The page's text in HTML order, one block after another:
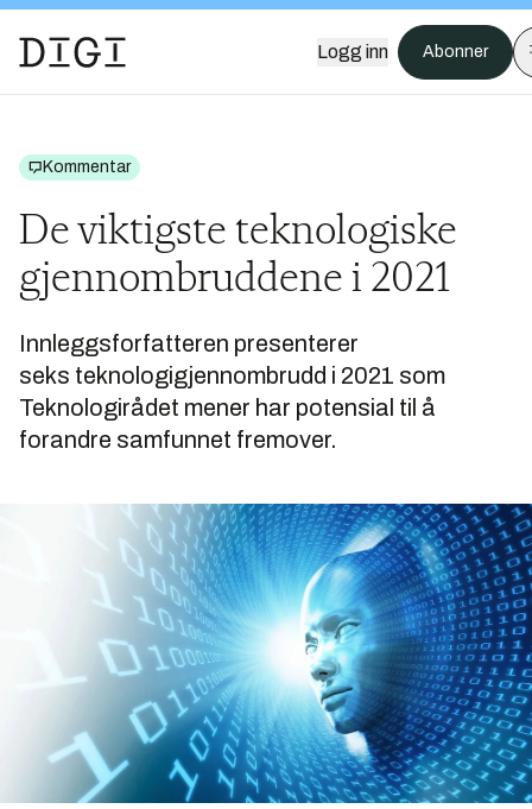
Logg inn Abonner
Kommentar
De viktigste teknologiske
gjennombruddene i 2021
Innleggsforfatteren presenterer
seks teknologigjennombrudd i 2021 som
Teknologirådet mener har potensial til å
forandre samfunnet fremover.